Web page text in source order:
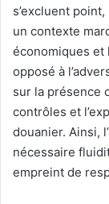
s’excluent
un contexte
économiques et
opposé à
sur la présence
contrôles et
douanier. Ainsi,
nécessaire
empreint de